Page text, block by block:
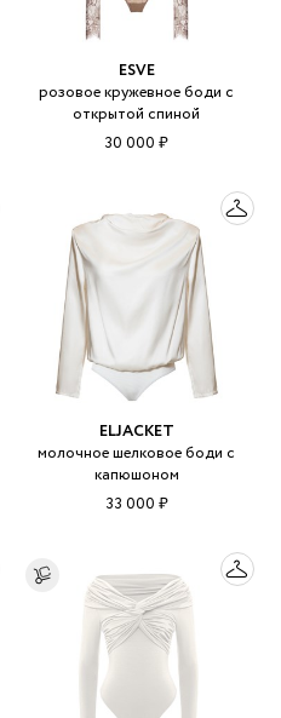
ESVE
розовое кружевное боди с
открытой спиной
30 000 ₽
ELJACKET
молочное шелковое боди с
капюшоном
33 000 ₽